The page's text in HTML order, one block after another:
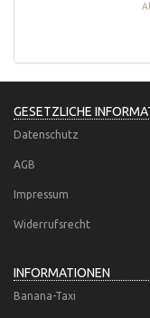
GESETZLICHE
Datenschutz
AGB
Impressum
Widerrufsrecht
INFORMATIONEN
Banana-Taxi